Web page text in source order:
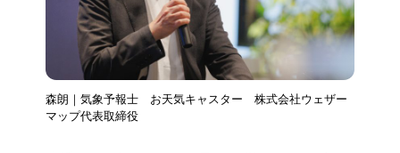
森朗｜気象予報士 お天気キャスター 株式会社ウェザー
マップ代表取締役